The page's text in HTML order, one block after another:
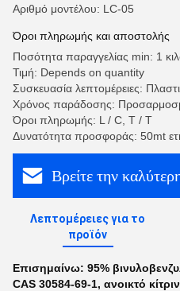
Αριθμό μοντέλου: LC-05
Όροι πληρωμής και αποστολής
Ποσότητα παραγγελίας min: 1
Τιμή: Depends on quantity
Συσκευασία λεπτομέρειες:
Χρόνος παράδοσης:
Όροι πληρωμής: L / C, T / T
Δυνατότητα προσφοράς: 50mt
Βρείτε την
Λεπτομέρειες για το
προϊόν
Επισημαίνω: 95%
CAS 30584-69-1, ανοικτό